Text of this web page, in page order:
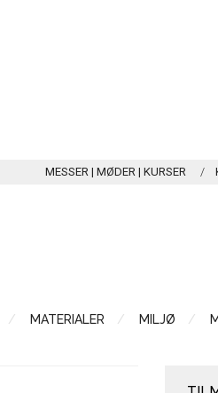
MESSER | MØDER | KURSER
MATERIALER MILJØ